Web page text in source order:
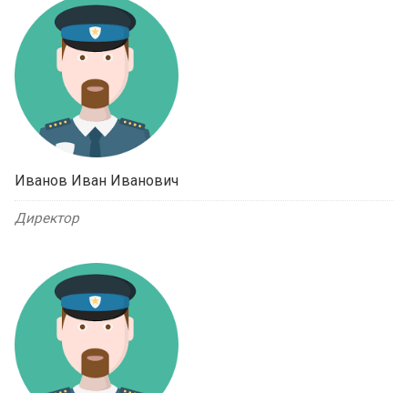
Иванов Иван Иванович
Директор